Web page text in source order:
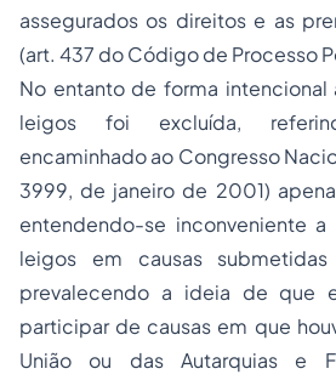
assegurados os direitos e as
(art. 437 do Código de Processo
No entanto de forma intencional
leigos foi excluída,
encaminhado ao Congresso
3999, de janeiro de 2001)
entendendo-se inconveniente
leigos em causas
prevalecendo a ideia de que
participar de causas em que
União ou das Autarquias e